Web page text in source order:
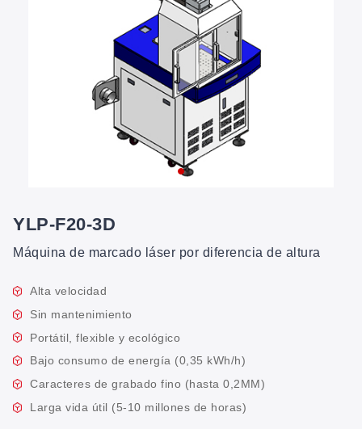
YLP-F20-3D
Máquina de marcado láser por diferencia de altura
Alta velocidad
Sin mantenimiento
Portátil, flexible y ecológico
Bajo consumo de energía (0,35 kWh/h)
Caracteres de grabado fino (hasta 0,2MM)
Larga vida útil (5-10 millones de horas)